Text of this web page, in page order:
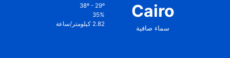
Cairo
سماء صافية
38º - 29º
35%
2.82 كيلومتر/ساعة